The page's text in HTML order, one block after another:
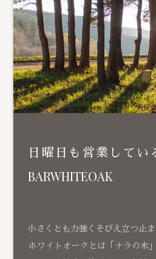
日曜日も営業してい
BARWHITEOAK
小さくとも力強くそびえ立つ止ま
ホワイトオークとは「ナラの木